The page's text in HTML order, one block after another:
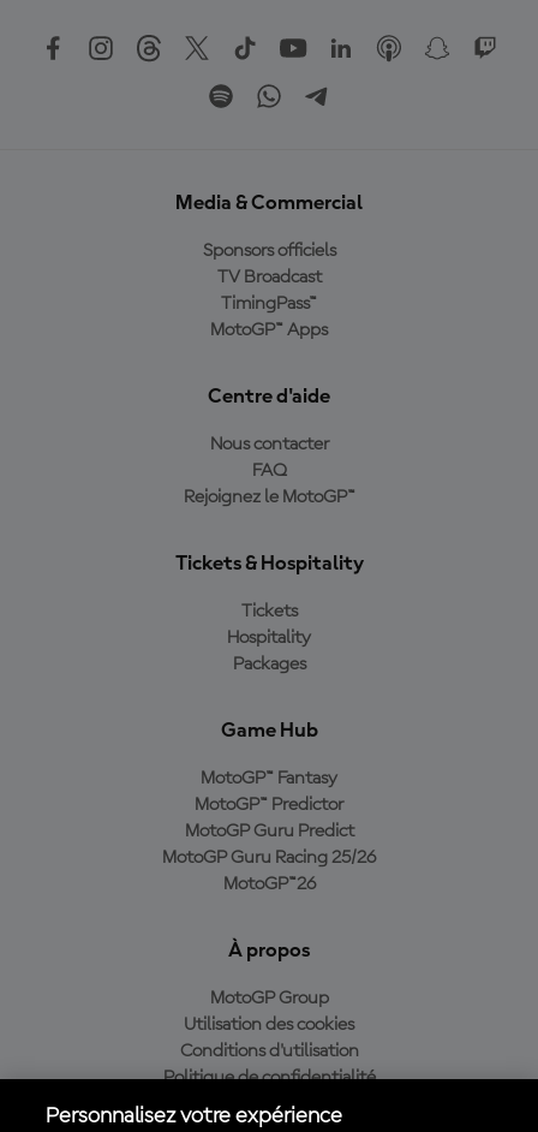
Media & Commercial
Sponsors officiels
TV Broadcast
TimingPass™
MotoGP™ Apps
Centre d'aide
Nous contacter
FAQ
Rejoignez le MotoGP™
Tickets & Hospitality
Tickets
Hospitality
Packages
Game Hub
MotoGP™ Fantasy
MotoGP™ Predictor
MotoGP Guru Predict
MotoGP Guru Racing 25/26
MotoGP™26
À propos
MotoGP Group
Utilisation des cookies
Conditions d'utilisation
Politique de confidentialité
Politique d’achat
Personnalisez votre expérience